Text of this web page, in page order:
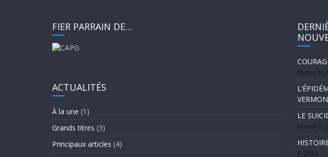
FIER PARRAIN DE…
ACTUALITÉS
À la une (1)
Grands titres (3)
Principaux articles (4)
février 5,
LE
février 5,
5, 2019